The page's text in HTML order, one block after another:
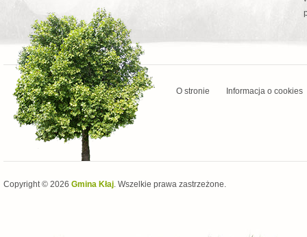
O stronie Informacja o cookies
Copyright © 2026 Gmina Kłaj. Wszelkie prawa zastrzeżone.